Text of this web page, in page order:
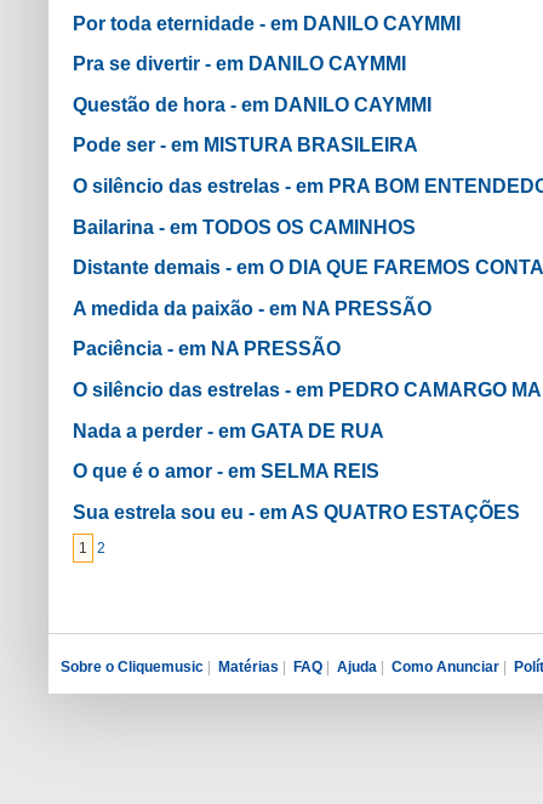
Por toda eternidade - em DANILO CAYMMI
Pra se divertir - em DANILO CAYMMI
Questão de hora - em DANILO CAYMMI
Pode ser - em MISTURA BRASILEIRA
O silêncio das estrelas - em PRA BOM
Bailarina - em TODOS OS CAMINHOS
Distante demais - em O DIA QUE FAREMOS
A medida da paixão - em NA PRESSÃO
Paciência - em NA PRESSÃO
O silêncio das estrelas - em PEDRO CAMARGO
Nada a perder - em GATA DE RUA
O que é o amor - em SELMA REIS
Sua estrela sou eu - em AS QUATRO ESTAÇÕES
1 2
Sobre o Cliquemusic | Matérias | FAQ | Ajuda | Como Anunciar |